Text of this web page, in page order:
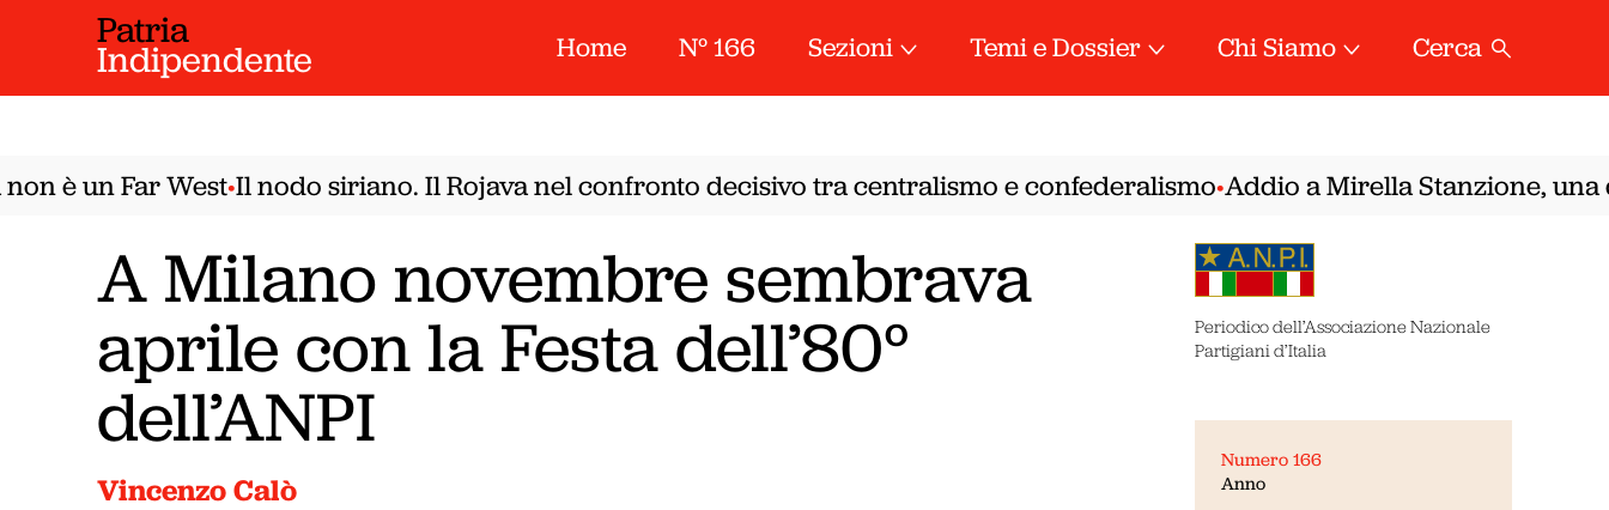
Patria
Indipendente Home N° 166 Sezioni Temi e Dossier Chi Siamo Cerca
è un Far West•Il nodo siriano. Il Rojava nel confronto decisivo tra centralismo e confederalismo•Addio a Mirella Stanzione, una
A Milano novembre sembrava
aprile con la Festa dell’80°
dell’ANPI
Vincenzo Calò
Periodico dell’Associazione Nazionale
Partigiani d’Italia
Numero 166
Anno